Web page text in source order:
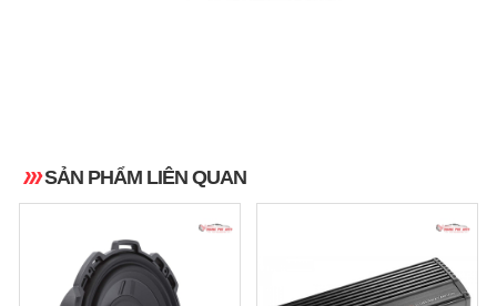
SẢN PHẨM LIÊN QUAN